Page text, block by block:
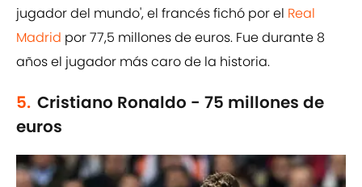
jugador del mundo', el francés fichó por el Real
Madrid por 77,5 millones de euros. Fue durante 8
años el jugador más caro de la historia.
5. Cristiano Ronaldo - 75 millones de
euros